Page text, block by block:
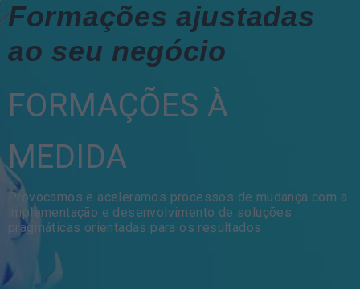
Formações ajustadas
ao seu negócio
FORMAÇÕES À
MEDIDA
Provocamos e aceleramos processos de mudança com a
implementação e desenvolvimento de soluções
pragmáticas orientadas para os resultados